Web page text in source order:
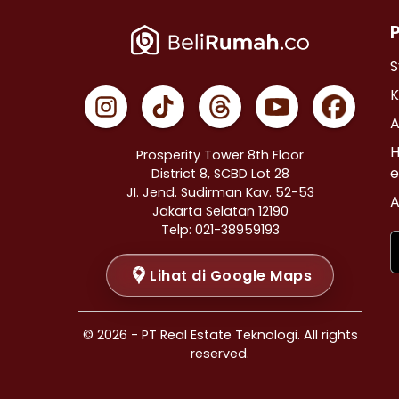
Properti Dijual di Johar Baru >
Properti Dijual di Menteng >
Properti Dijual di Tanah Abang >
Properti Dijual di Kramat >
Properti Dijual di Bendungan Hilir >
Properti Dijual di Jakarta Selatan >
Properti Dijual di Cilandak >
Properti Dijual di Gandaria Selatan >
Properti Dijual di Cipete Selatan >
Properti Dijual di Lenteng Agung >
Properti Dijual di Pondok Pinang >
Properti Dijual di Kebayoran Baru >
Properti Dijual di Mampang Prapatan >
Prosperity Tower 8th Floor
District 8, SCBD Lot 28
JI. Jend. Sudirman Kav. 52-53
Jakarta Selatan 12190
Telp: 021-38959193
Lihat di Google Maps
© 2026 - PT Real Estate Teknologi. All rights
reserved.